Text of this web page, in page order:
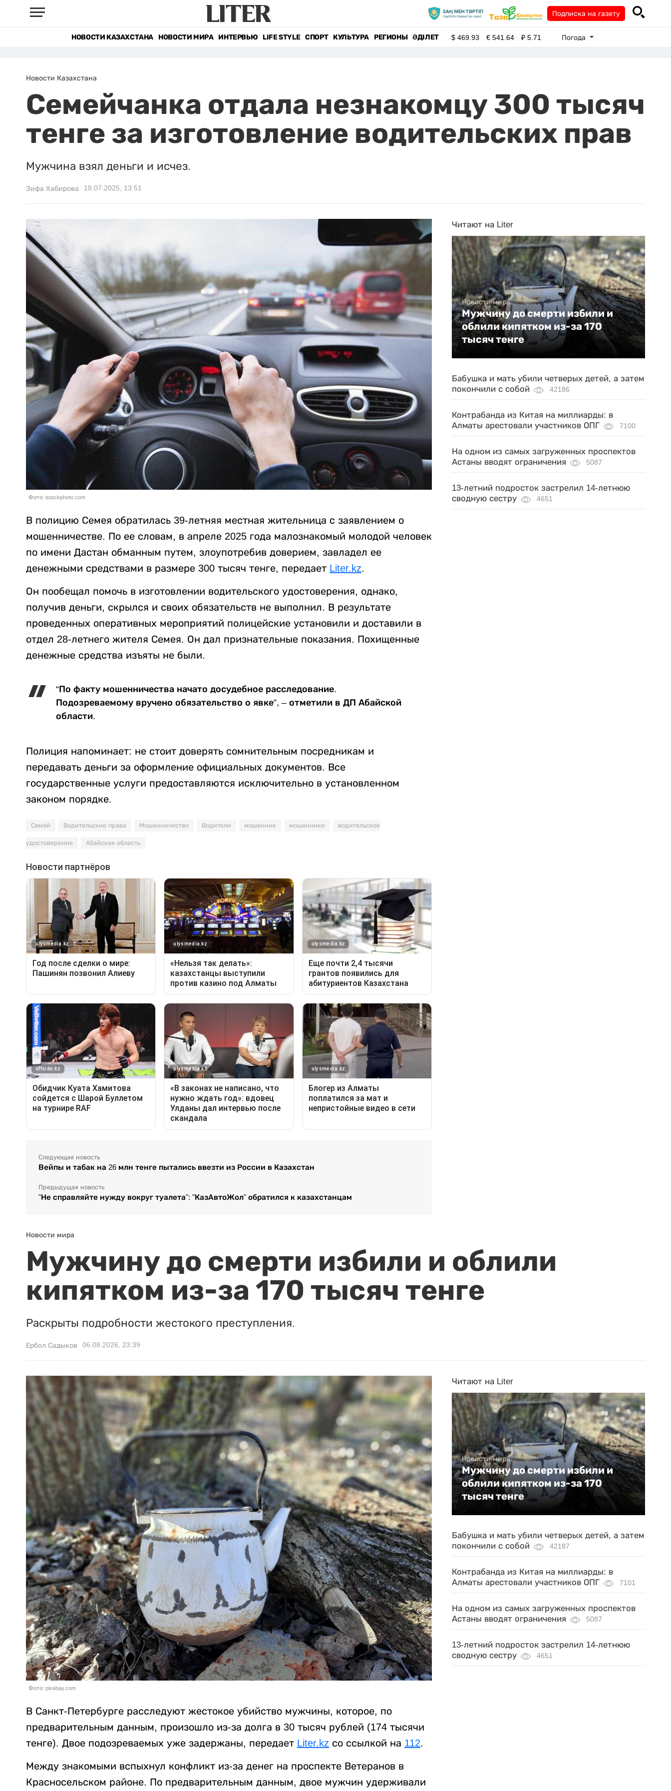
Подписка на газету
НОВОСТИ КАЗАХСТАНА НОВОСТИ МИРА ИНТЕРВЬЮ LIFE STYLE СПОРТ КУЛЬТУРА РЕГИОНЫ ӘДІЛЕТ $469.93 €541.64 ₽5.71 Погода
Новости Казахстана
Семейчанка отдала незнакомцу 300 тысяч
тенге за изготовление водительских прав
Мужчина взял деньги и исчез.
Зифа Хабирова 18.07.2025, 13:51
Фото: istockphoto.com
В полицию Семея обратилась 39-летняя местная жительница с заявлением о
мошенничестве. По ее словам, в апреле 2025 года малознакомый молодой человек
по имени Дастан обманным путем, злоупотребив доверием, завладел ее
денежными средствами в размере 300 тысяч тенге, передает Liter.kz.
Он пообещал помочь в изготовлении водительского удостоверения, однако,
получив деньги, скрылся и своих обязательств не выполнил. В результате
проведенных оперативных мероприятий полицейские установили и доставили в
отдел 28-летнего жителя Семея. Он дал признательные показания. Похищенные
денежные средства изъяты не были.
“По факту мошенничества начато досудебное расследование.
Подозреваемому вручено обязательство о явке”, – отметили в ДП Абайской
области.
Полиция напоминает: не стоит доверять сомнительным посредникам и
передавать деньги за оформление официальных документов. Все
государственные услуги предоставляются исключительно в установленном
законом порядке.
Семей Водительские права Мошенничество Водители мошенник мошенники водительское
удостоверение Абайская область
Следующая новость
Вейпы и табак на 26 млн тенге пытались ввезти из России в Казахстан
Предыдущая новость
"Не справляйте нужду вокруг туалета": "КазАвтоЖол" обратился к казахстанцам
Читают на Liter
Новости мира
Мужчину до смерти избили и
облили кипятком из-за 170
тысяч тенге
Бабушка и мать убили четверых детей, а затем
покончили с собой
42186
Контрабанда из Китая на миллиарды: в
Алматы арестовали участников ОПГ
7100
На одном из самых загруженных проспектов
Астаны вводят ограничения
5087
13-летний подросток застрелил 14-летнюю
сводную сестру
4651
Новости мира
Мужчину до смерти избили и облили
кипятком из-за 170 тысяч тенге
Раскрыты подробности жестокого преступления.
Ербол Садыков 06.08.2026, 23:39
Фото: pixabay.com
В Санкт-Петербурге расследуют жестокое убийство мужчины, которое, по
предварительным данным, произошло из-за долга в 30 тысяч рублей (174 тысячи
тенге). Двое подозреваемых уже задержаны, передает Liter.kz со ссылкой на 112.
Между знакомыми вспыхнул конфликт из-за денег на проспекте Ветеранов в
Красносельском районе. По предварительным данным, двое мужчин удерживали
Читают на Liter
Новости мира
Мужчину до смерти избили и
облили кипятком из-за 170
тысяч тенге
Бабушка и мать убили четверых детей, а затем
покончили с собой
42187
Контрабанда из Китая на миллиарды: в
Алматы арестовали участников ОПГ
7101
На одном из самых загруженных проспектов
Астаны вводят ограничения
5087
13-летний подросток застрелил 14-летнюю
сводную сестру
4651